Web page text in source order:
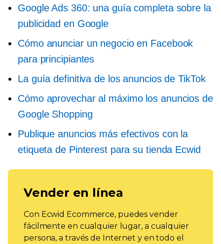
Google Ads 360: una guía completa sobre la
publicidad en Google
Cómo anunciar un negocio en Facebook
para principiantes
La guía definitiva de los anuncios de TikTok
Cómo aprovechar al máximo los anuncios de
Google Shopping
Publique anuncios más efectivos con la
etiqueta de Pinterest para su tienda Ecwid
Vender en línea
Con Ecwid Ecommerce, puedes vender
fácilmente en cualquier lugar, a cualquier
persona, a través de Internet y en todo el